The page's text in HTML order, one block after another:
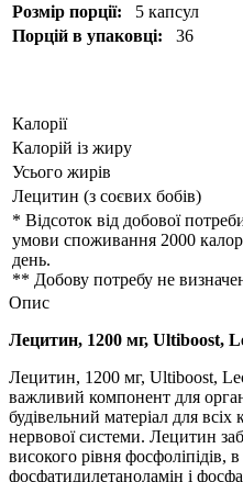
Розмір порції:
5 капсул
Порцій в упаковці:
36
Калорії
Калорій із жиру
Усього жирів
Лецитин (з соєвих бобів)
* Відсоток від добової
умови споживання 2000
день.
** Добову потребу не
Опис
Лецитин, 1200 мг, Ultiboost,
Лецитин, 1200 мг, Ultiboost,
важливий компонент для
будівельний матеріал для
нервової системи. Лецитин
високого рівня фосфоліпідів,
фосфатидилетаноламін і